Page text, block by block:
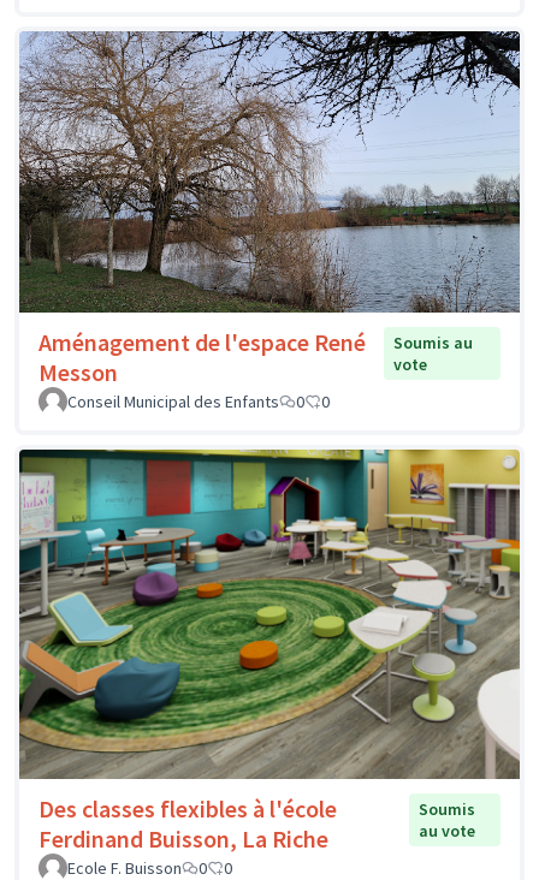
Aménagement de l'espace René
Messon
Soumis au
vote
Conseil Municipal des Enfants
0 0
Des classes flexibles à l'école
Ferdinand Buisson, La Riche
Soumis
au vote
Ecole F. Buisson
0 0